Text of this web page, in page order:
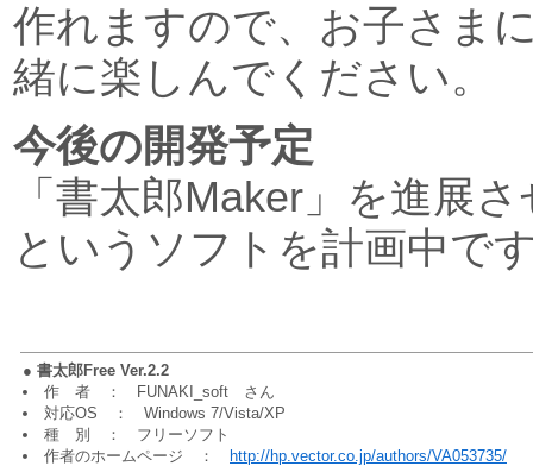
作れますので、お子さま
緒に楽しんでください。
今後の開発予定
「書太郎Maker」を進展
というソフトを計画中で
● 書太郎Free Ver.2.2
作 者 ： FUNAKI_soft さん
対応OS ： Windows 7/Vista/XP
種 別 ： フリーソフト
作者のホームページ ：
http://hp.vector.co.jp/authors/VA053735/